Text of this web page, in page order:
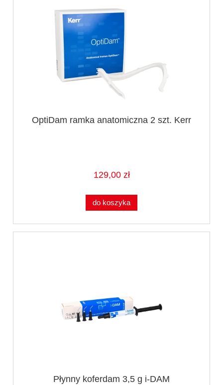
OptiDam ramka anatomiczna 2 szt. Kerr
129,00 zł
do koszyka
Płynny koferdam 3,5 g i-DAM